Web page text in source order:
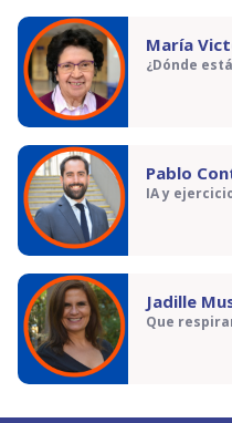
María
¿Dónde
Pablo
IA y
Jadille
Que